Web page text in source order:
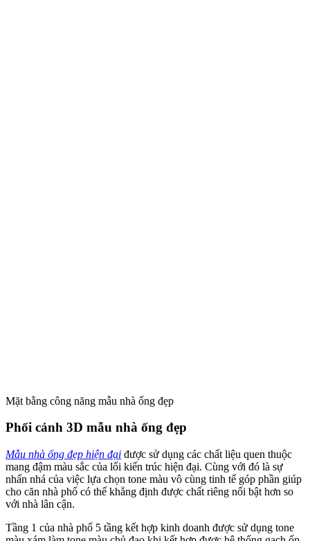
Mặt bằng công năng mẫu nhà ống đẹp
Phối cảnh 3D mẫu nhà ống đẹp
Mẫu nhà ống đẹp hiện đại được sử dụng các chất liệu quen thuộc
mang đậm màu sắc của lối kiến trúc hiện đại. Cùng với đó là sự
nhấn nhá của việc lựa chọn tone màu vô cùng tinh tế góp phần giúp
cho căn nhà phố có thể khẳng định được chất riêng nổi bật hơn so
với nhà lân cận.
Tầng 1 của nhà phố 5 tầng kết hợp kinh doanh được sử dụng tone